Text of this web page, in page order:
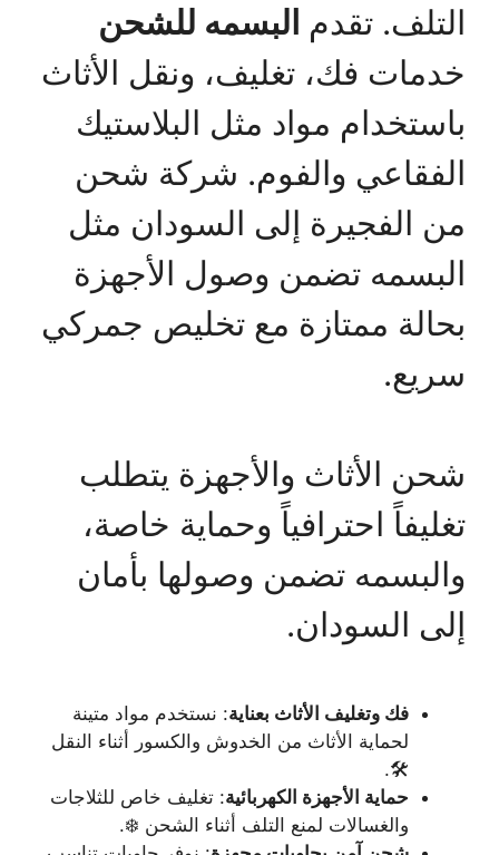
التلف. تقدم البسمه للشحن
خدمات فك، تغليف، ونقل الأثاث
باستخدام مواد مثل البلاستيك
الفقاعي والفوم. شركة شحن
من الفجيرة إلى السودان مثل
البسمه تضمن وصول الأجهزة
بحالة ممتازة مع تخليص جمركي
سريع.
شحن الأثاث والأجهزة يتطلب
تغليفاً احترافياً وحماية خاصة،
والبسمه تضمن وصولها بأمان
إلى السودان.
فك وتغليف الأثاث بعناية: نستخدم مواد متينة
لحماية الأثاث من الخدوش والكسور أثناء النقل
🛠️.
حماية الأجهزة الكهربائية: تغليف خاص للثلاجات
والغسالات لمنع التلف أثناء الشحن ❄️.